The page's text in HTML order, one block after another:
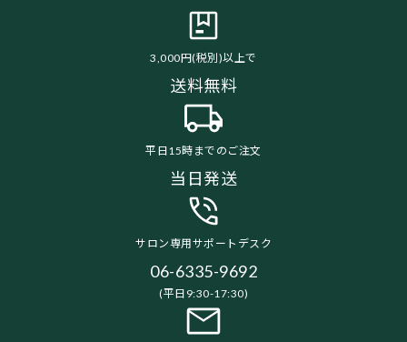
3,000円(税別)以上で
送料無料
平日15時までのご注文
当日発送
サロン専用サポートデスク
06-6335-9692
(平日9:30-17:30)